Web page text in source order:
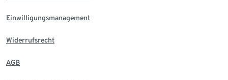
Einwilligungsmanagement
Widerrufsrecht
AGB